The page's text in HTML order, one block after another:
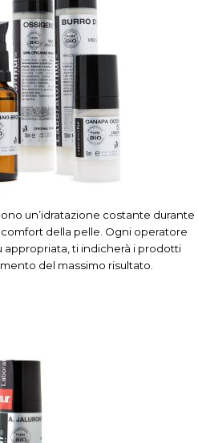
un’idratazione costante durante
della pelle. Ogni operatore
appropriata, ti indicherà i prodotti
del massimo risultato.